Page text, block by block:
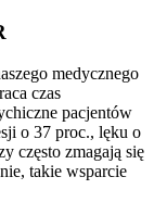
medycznego
czas
pacjentów
o 37 proc., lęku o
często zmagają się
takie wsparcie